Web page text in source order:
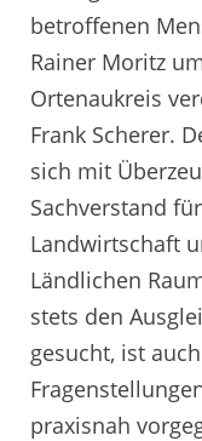
betroffenen
Rainer Moritz
Ortenaukreis
Frank Scherer.
sich mit
Sachverstand
Landwirtschaft
Ländlichen
stets den
gesucht, ist
praxisnah